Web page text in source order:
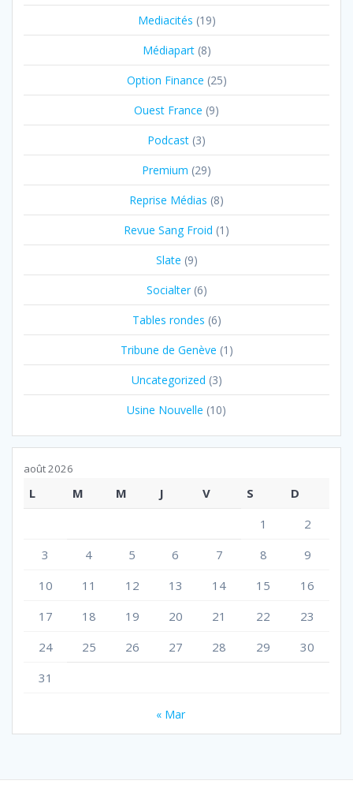
Mediacités (19)
Médiapart(8)
Option Finance (25)
Ouest France (9)
Podcast (3)
Premium (29)
Reprise Médias (8)
Revue Sang Froid (1)
Slate (9)
Socialter(6)
Tables rondes (6)
Tribune de Genève (1)
Uncategorized (3)
Usine Nouvelle (10)
août 2026
L M M J V S
D
1
2
3
4 5 6 7 8
9
10
11 12 13 14 15
16
17
18 19 20 21 22
23
24
25 26 27 28 29
30
31
« Mar